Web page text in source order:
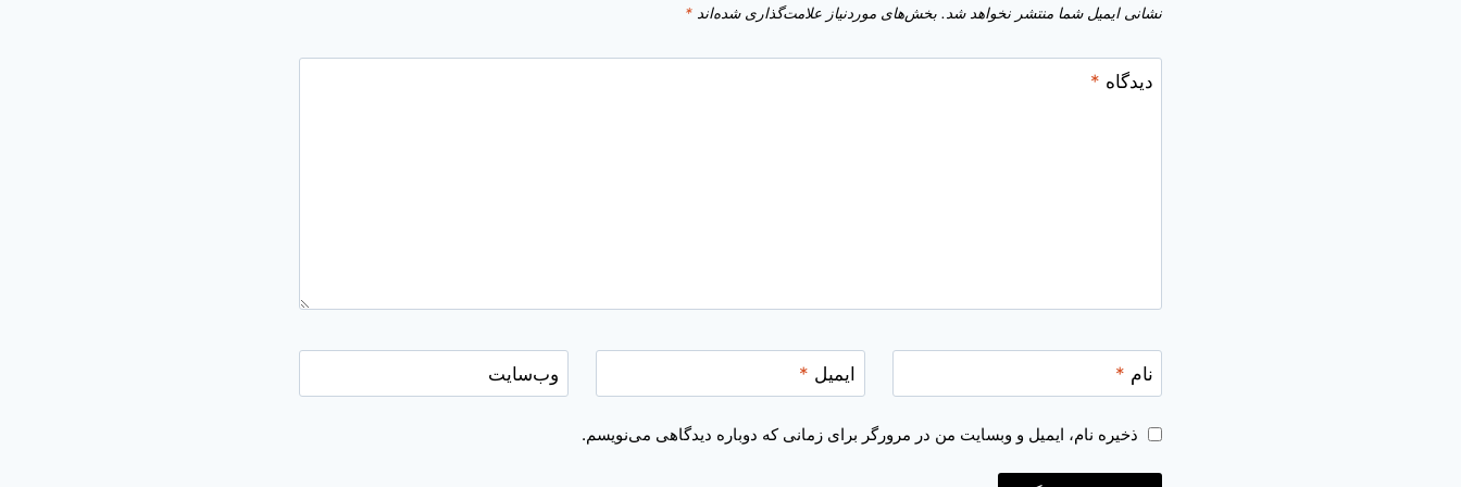
نشانی ایمیل شما منتشر نخواهد شد. بخش‌های موردنیاز علامت‌گذاری شده‌اند *
دیدگاه *
نام * ایمیل * وب‌سایت
ذخیره نام، ایمیل و وبسایت من در مرورگر برای زمانی که دوباره دیدگاهی می‌نویسم.